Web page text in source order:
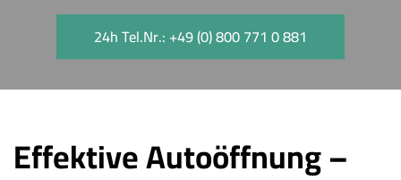
24h Tel.Nr.: +49 (0) 800 771 0 881
Effektive Autoöffnung –